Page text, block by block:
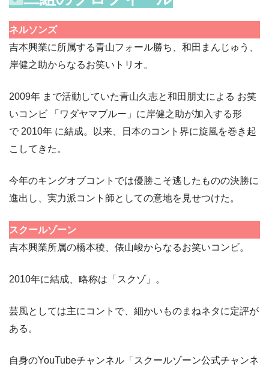
ネルソンズ
吉本興業に所属する青山フォール勝ち、和田まんじゅう、
岸健之助からなるお笑いトリオ。
2009年 まで活動していた青山久志と和田朋丈による お笑
いコンビ 「ワダヤマブルー」に岸健之助が加入する形
で 2010年 に結成。以来、日本のコント界に旋風を巻き起
こしてきた。
今年のキングオブコントでは優勝こそ逃したものの決勝に
進出し、実力派コント師としての意地を見せつけた。
スクールゾーン
吉本興業所属の橋本稜、俵山峻からなるお笑いコンビ。
2010年に結成、略称は「スクゾ」。
芸風としては主にコントで、細かいものまねネタに定評が
ある。
自身のYouTubeチャンネル「スクールゾーン公式チャンネ